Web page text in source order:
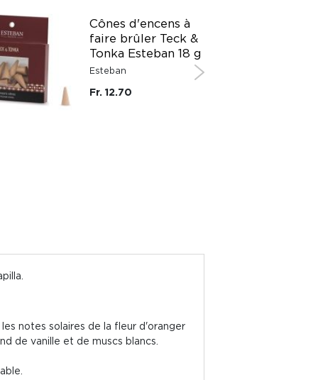
Cônes d'encens à
faire brûler Teck &
Tonka Esteban 18 g
Esteban
Fr. 12.70
notes solaires de la fleur d'oranger
de vanille et de muscs blancs.